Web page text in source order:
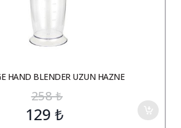
HAND BLENDER UZUN HAZNE
258₺
129 ₺